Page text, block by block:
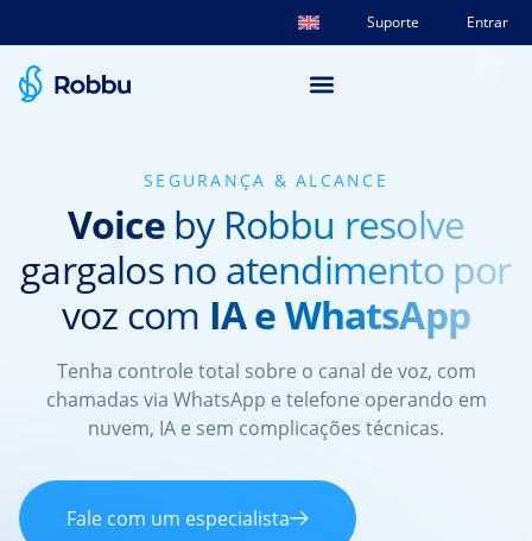
Suporte Entrar
SEGURANÇA & ALCANCE
Voice by Robbu resolve
gargalos no atendimento por
voz com IA e WhatsApp
Tenha controle total sobre o canal de voz, com
chamadas via WhatsApp e telefone operando em
nuvem, IA e sem complicações técnicas.
Fale com um especialista